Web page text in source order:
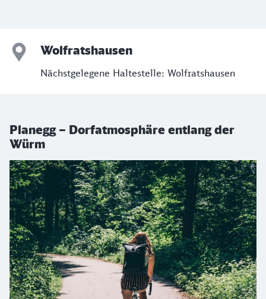
Wolfratshausen
Nächstgelegene Haltestelle: Wolfratshausen
Planegg – Dorfatmosphäre entlang der
Würm